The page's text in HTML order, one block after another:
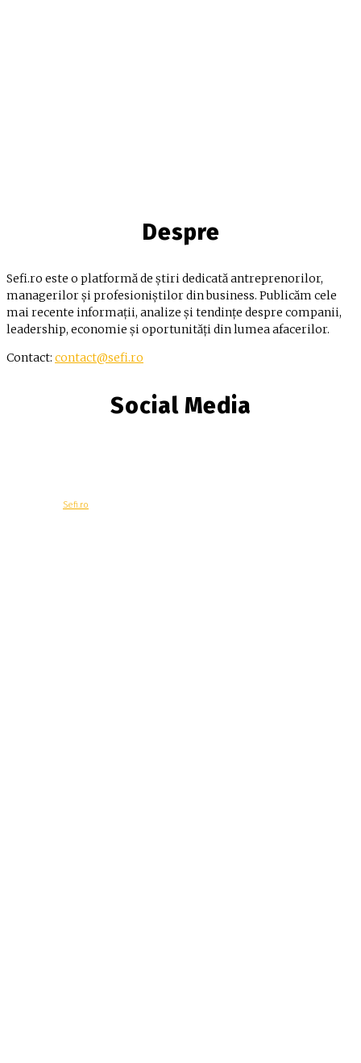
Despre
Sefi.ro este o platformă de știri dedicată antreprenorilor,
managerilor și profesioniștilor din business. Publicăm cele
mai recente informații, analize și tendințe despre companii,
leadership, economie și oportunități din lumea afacerilor.
Contact: contact@sefi.ro
Social Media
Sefi.ro